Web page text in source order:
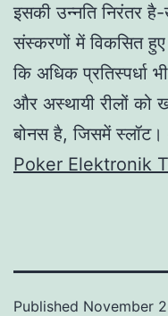
इसकी उन्नति
संस्करणों में विकसित
कि अधिक प्रतिस्पर्धा
और अस्थायी रीलों को
बोनस है, जिसमें
Poker Elektronik
Published November